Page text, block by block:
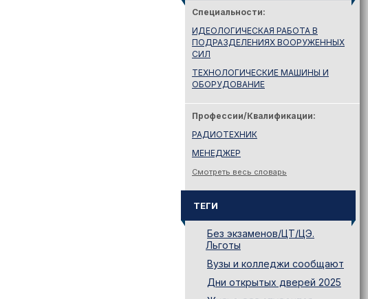
Специальности:
ИДЕОЛОГИЧЕСКАЯ РАБОТА В
ПОДРАЗДЕЛЕНИЯХ ВООРУЖЕННЫХ
СИЛ
ТЕХНОЛОГИЧЕСКИЕ МАШИНЫ И
ОБОРУДОВАНИЕ
Профессии/Квалификации:
РАДИОТЕХНИК
МЕНЕДЖЕР
Смотреть весь словарь
ТЕГИ
Без экзаменов/ЦТ/ЦЭ.
Льготы
Вузы и колледжи сообщают
Дни открытых дверей 2025